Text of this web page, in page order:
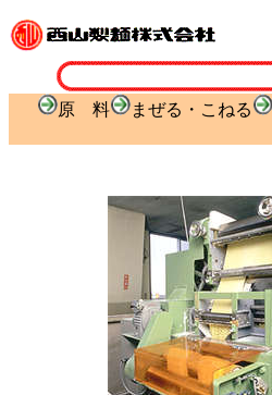
原 料 まぜる・こねる